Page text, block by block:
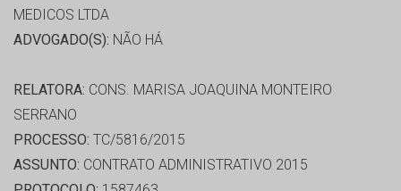
MEDICOS LTDA
ADVOGADO(S): NÃO HÁ
RELATORA: CONS. MARISA JOAQUINA MONTEIRO
SERRANO
PROCESSO: TC/5816/2015
ASSUNTO: CONTRATO ADMINISTRATIVO 2015